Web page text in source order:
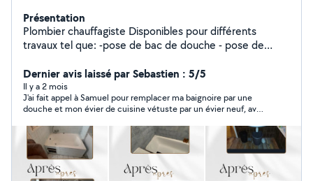
Présentation
Plombier chauffagiste Disponibles pour différents
travaux tel que: -pose de bac de douche - pose de
bain -débouchage toilette, salle de bain, évier -
installation chaudière / ballon d'eau chaude -Pose WC -
Installation évier -Pose de radiateur Ext..
Dernier avis laissé par Sebastien : 5/5
Il y a 2 mois
J'ai fait appel à Samuel pour remplacer ma baignoire par une
douche et mon évier de cuisine vétuste par un évier neuf, avec
je recommande tout à fais Samuel pour qui recherche un
plombier compétent.